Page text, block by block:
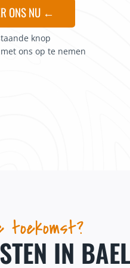
ONS NU ←
knop
ons op te nemen
toekomst?
IN